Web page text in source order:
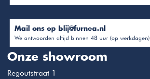
Mail ons op blij@furnea.nl
We antwoorden altijd binnen 48 uur (op werkdagen).
Onze showroom
Regoutstraat 1